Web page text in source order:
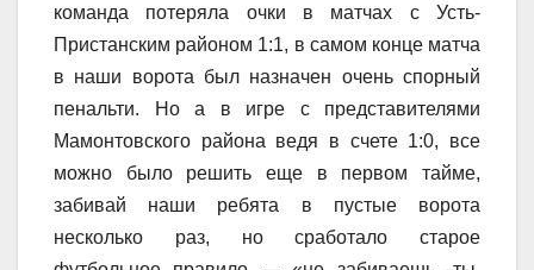
команда потеряла очки в матчах с Усть-
Пристанским районом 1:1, в самом конце матча
в наши ворота был назначен очень спорный
пенальти. Но а в игре с представителями
Мамонтовского района ведя в счете 1:0, все
можно было решить еще в первом тайме,
забивай наши ребята в пустые ворота
несколько раз, но сработало старое